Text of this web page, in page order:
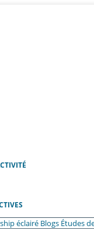
éclairé Blogs Études